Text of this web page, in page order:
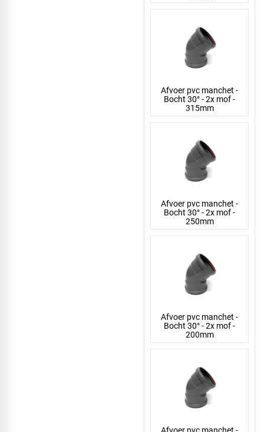
Afvoer pvc manchet -
Bocht 30° - 2x mof -
315mm
Afvoer pvc manchet -
Bocht 30° - 2x mof -
250mm
Afvoer pvc manchet -
Bocht 30° - 2x mof -
200mm